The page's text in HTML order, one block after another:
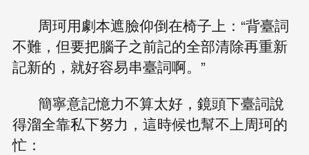
周珂用劇本遮臉仰倒在椅子上：“背臺詞
不難，但要把腦子之前記的全部清除再重新
記新的，就好容易串臺詞啊。”
簡寧意記憶力不算太好，鏡頭下臺詞說
得溜全靠私下努力，這時候也幫不上周珂的
忙：